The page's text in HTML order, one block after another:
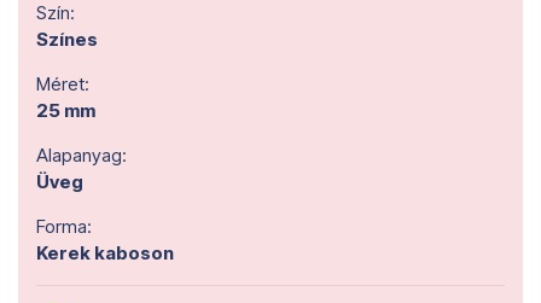
Szín:
Színes
Méret:
25 mm
Alapanyag:
Üveg
Forma:
Kerek kaboson